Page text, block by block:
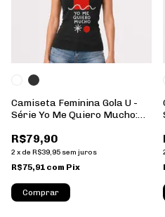
Camiseta Feminina Gola U -
Série Yo Me Quiero Mucho:
R$79,90
2 x de R$39,95 sem juros
R$75,91 com Pix
Comprar